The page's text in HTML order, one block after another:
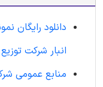
دانلود رایگان
انبار شرکت
منابع عمومی